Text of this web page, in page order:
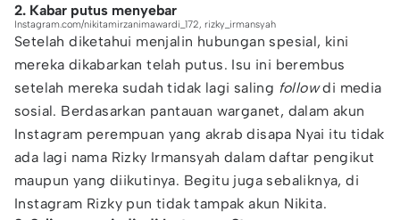
2. Kabar putus menyebar
Instagram.com/nikitamirzanimawardi_172, rizky_irmansyah
Setelah diketahui menjalin hubungan spesial, kini
mereka dikabarkan telah putus. Isu ini berembus
setelah mereka sudah tidak lagi saling followdi media
sosial. Berdasarkan pantauan warganet, dalam akun
Instagram perempuan yang akrab disapa Nyai itu tidak
ada lagi nama Rizky Irmansyah dalam daftar pengikut
maupun yang diikutinya. Begitu juga sebaliknya, di
Instagram Rizky pun tidak tampak akun Nikita.